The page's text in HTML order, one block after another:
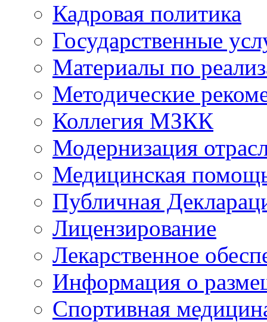
Кадровая политика
Государственные
Материалы по
Методические
Коллегия МЗКК
Модернизация
Медицинская
Публичная
Лицензирование
Лекарственное
Информация о
Спортивная